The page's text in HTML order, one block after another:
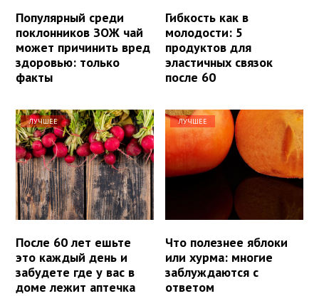
Популярный среди
поклонников ЗОЖ чай
может причинить вред
здоровью: только
факты
Гибкость как в
молодости: 5
продуктов для
эластичных связок
после 60
ЛУЧШЕЕ
После 60 лет ешьте
это каждый день и
забудете где у вас в
доме лежит аптечка
ЛУЧШЕЕ
Что полезнее яблоки
или хурма: многие
заблуждаются с
ответом